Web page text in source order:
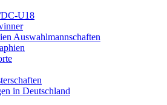
U18
Auswahlmannschaften
in Deutschland